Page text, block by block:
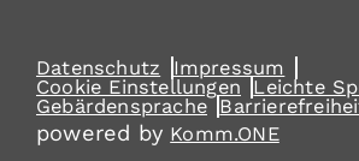
Datenschutz
Impressum
Cookie Einstellungen
Leichte
Gebärdensprache
powered by Komm.ONE